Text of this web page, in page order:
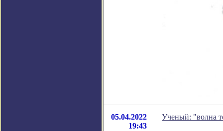
05.04.2022
19:43
Ученый: "волна